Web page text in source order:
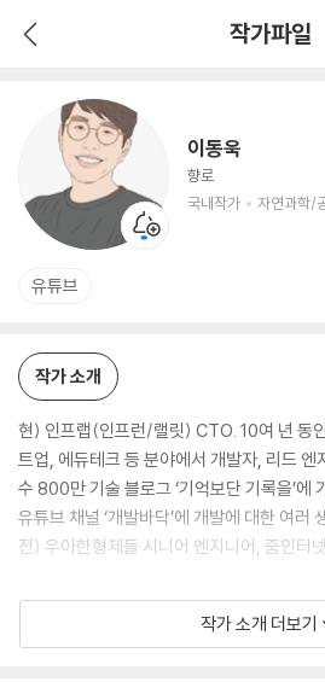
작가파일
이동욱
향로
국내작가
자연과학/
자연과학/공학 저자
유튜브
작가 소개
현) 인프랩(인프런/랠릿) CTO. 10여 년 동
트업, 에듀테크 등 분야에서 개발자, 리드 엔
수 800만 기술 블로그 ‘기억보단 기록을’에
유튜브 채널 ‘개발바닥’에 개발에 대한 여러
전) 우아한형제들 시니어 엔지니어, 줌인터
작가 소개 더보기